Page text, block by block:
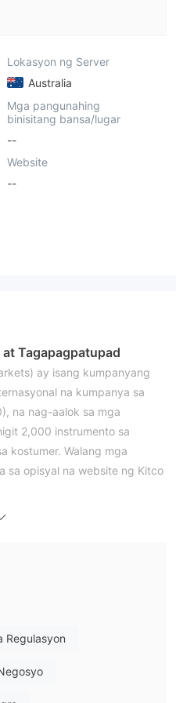
Lokasyon ng Server
Australia
Mga pangunahing
binisitang bansa/lugar
--
Website
--
Tagapagpatupad
ay isang kumpanyang
na kumpanya sa
na nag-aalok sa mga
2,000 instrumento sa
kostumer. Walang mga
sa opisyal na website ng Kitco
ng Forex, mga indeks,
pangkakalang
account. Ang
Regulasyon